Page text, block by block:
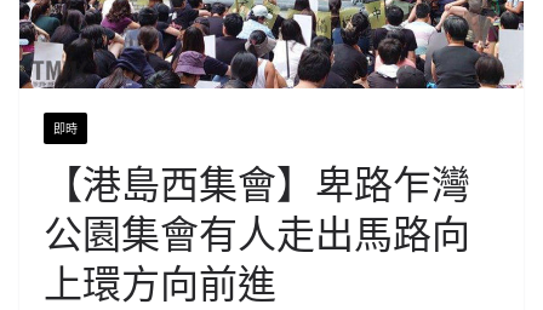
即時
【港島西集會】卑路乍灣
公園集會有人走出馬路向
上環方向前進